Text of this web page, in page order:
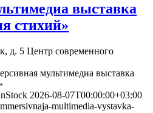
выставка
стихий»
д. 5 Центр современного
мультимедиа выставка
2026-08-07T00:00:00+03:00
multimedia-vystavka-